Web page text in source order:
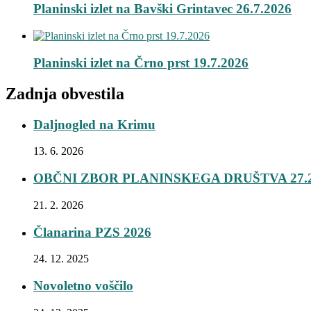
Planinski izlet na Bavški Grintavec 26.7.2026
Planinski izlet na Črno prst 19.7.2026
Zadnja obvestila
Daljnogled na Krimu
13. 6. 2026
OBČNI ZBOR PLANINSKEGA DRUŠTVA
21. 2. 2026
Članarina PZS 2026
24. 12. 2025
Novoletno voščilo